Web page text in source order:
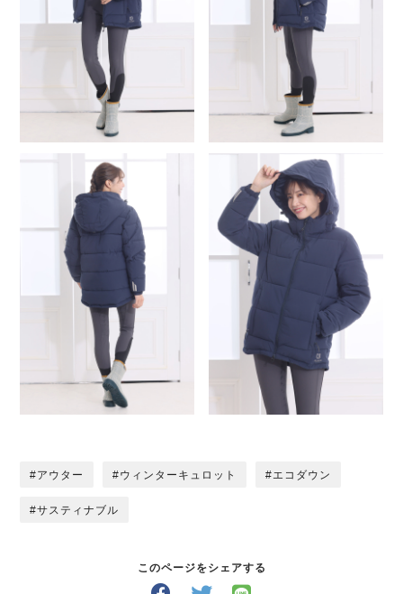
アウター ウィンターキュロット エコダウン
サスティナブル
このページをシェアする